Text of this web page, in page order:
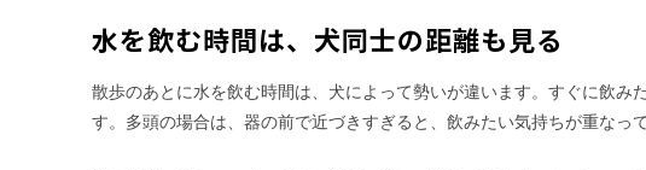
水を飲む時間は、犬同士の距離も見る
散歩のあとに水を飲む時間は、犬によって勢いが違います。すぐに飲み
す。多頭の場合は、器の前で近づきすぎると、飲みたい気持ちが重なっ